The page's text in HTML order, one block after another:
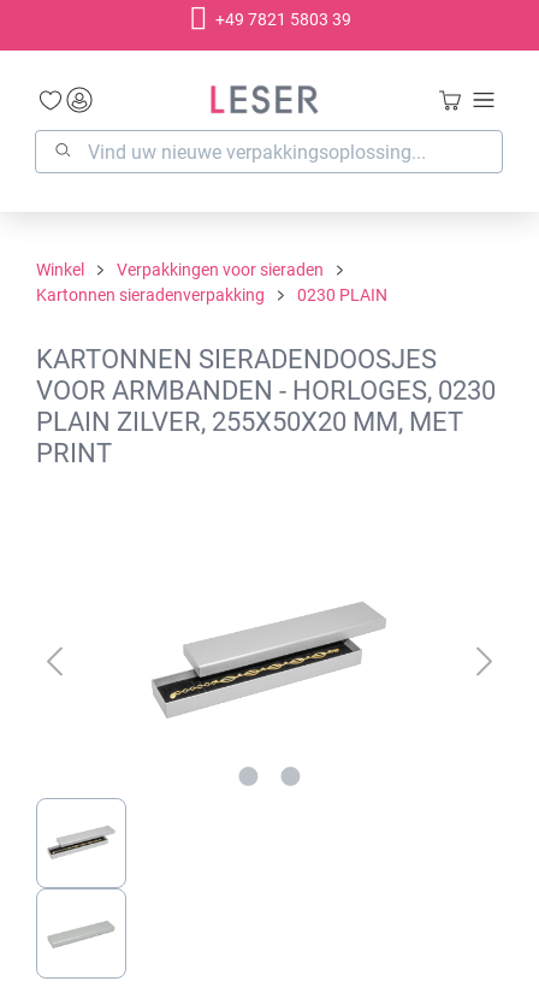
+49 7821 5803 39
Winkel
Verpakkingen voor sieraden
Kartonnen sieradenverpakking
0230 PLAIN
KARTONNEN SIERADENDOOSJES
VOOR ARMBANDEN - HORLOGES, 0230
PLAIN ZILVER, 255X50X20 MM, MET
PRINT